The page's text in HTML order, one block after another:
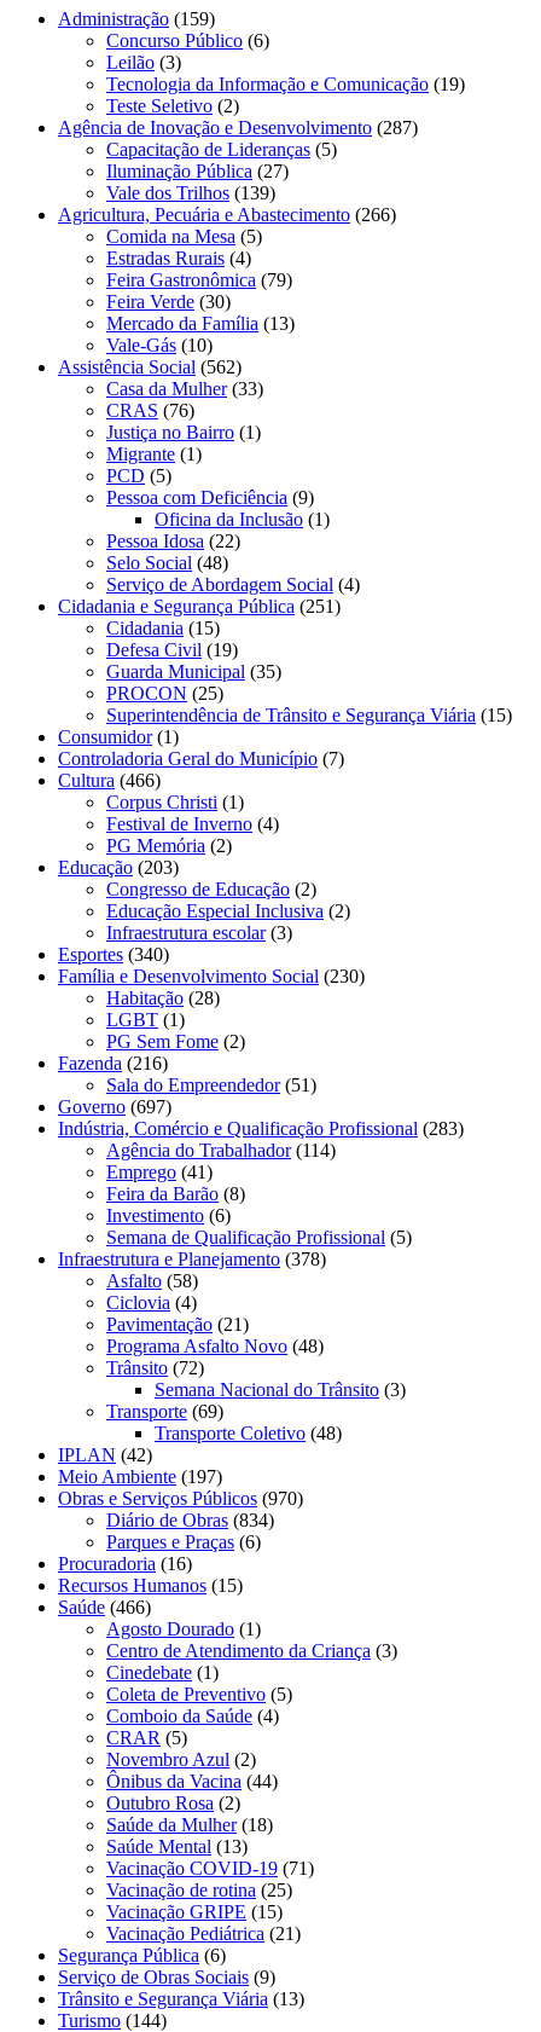
Administração (159)
Concurso Público (6)
Leilão (3)
Tecnologia da Informação e Comunicação (19)
Teste Seletivo (2)
Agência de Inovação e Desenvolvimento (287)
Capacitação de Lideranças (5)
Iluminação Pública (27)
Vale dos Trilhos (139)
Agricultura, Pecuária e Abastecimento (266)
Comida na Mesa (5)
Estradas Rurais (4)
Feira Gastronômica (79)
Feira Verde (30)
Mercado da Família (13)
Vale-Gás (10)
Assistência Social (562)
Casa da Mulher(33)
CRAS (76)
Justiça no Bairro (1)
Migrante (1)
PCD (5)
Pessoa com Deficiência (9)
Oficina da Inclusão (1)
Pessoa Idosa (22)
Selo Social (48)
Serviço de Abordagem Social (4)
Cidadania e Segurança Pública (251)
Cidadania (15)
Defesa Civil (19)
Guarda Municipal (35)
PROCON (25)
Superintendência de Trânsito e Segurança Viária (15)
Consumidor(1)
Controladoria Geral do Município (7)
Cultura (466)
Corpus Christi (1)
Festival de Inverno (4)
PG Memória (2)
Educação (203)
Congresso de Educação (2)
Educação Especial Inclusiva (2)
Infraestrutura escolar(3)
Esportes (340)
Família e Desenvolvimento Social (230)
Habitação (28)
LGBT (1)
PG Sem Fome (2)
Fazenda (216)
Sala do Empreendedor(51)
Governo (697)
Indústria, Comércio e Qualificação Profissional (283)
Agência do Trabalhador(114)
Emprego (41)
Feira da Barão (8)
Investimento (6)
Semana de Qualificação Profissional (5)
Infraestrutura e Planejamento (378)
Asfalto (58)
Ciclovia (4)
Pavimentação (21)
Programa Asfalto Novo (48)
Trânsito (72)
Semana Nacional do Trânsito (3)
Transporte (69)
Transporte Coletivo (48)
IPLAN (42)
Meio Ambiente (197)
Obras e Serviços Públicos (970)
Diário de Obras (834)
Parques e Praças (6)
Procuradoria (16)
Recursos Humanos (15)
Saúde (466)
Agosto Dourado (1)
Centro de Atendimento da Criança (3)
Cinedebate (1)
Coleta de Preventivo (5)
Comboio da Saúde (4)
CRAR (5)
Novembro Azul (2)
Ônibus da Vacina (44)
Outubro Rosa (2)
Saúde da Mulher(18)
Saúde Mental (13)
Vacinação COVID-19 (71)
Vacinação de rotina (25)
Vacinação GRIPE (15)
Vacinação Pediátrica (21)
Segurança Pública (6)
Serviço de Obras Sociais (9)
Trânsito e Segurança Viária (13)
Turismo (144)